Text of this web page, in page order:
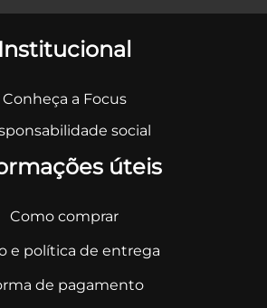
Institucional
Conheça a Focus
social
úteis
Como comprar
e política de entrega
de pagamento